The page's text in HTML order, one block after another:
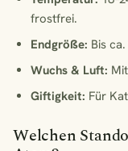
frostfrei.
Endgröße: Bis
Wuchs & Luft:
Giftigkeit: Für
Welchen